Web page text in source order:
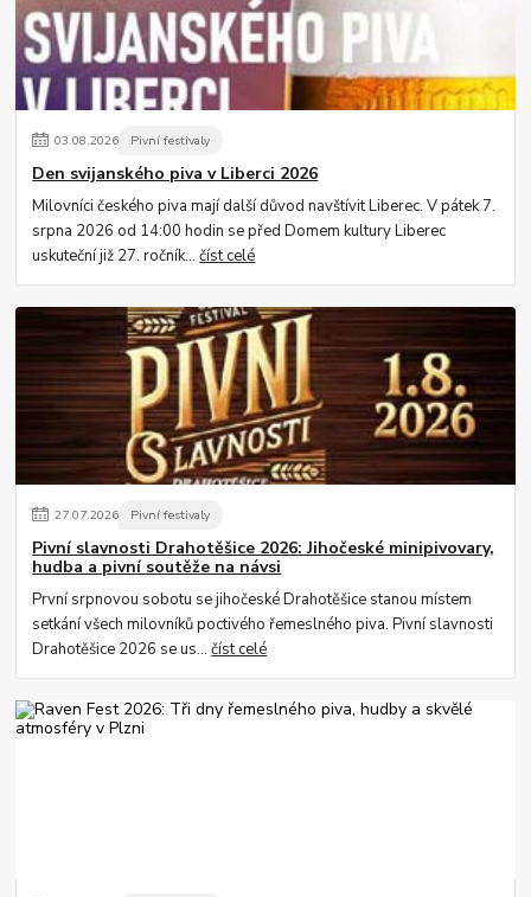
03.08.2026 Pivní festivaly
Den svijanského piva v Liberci 2026
Milovníci českého piva mají další důvod navštívit Liberec. V pátek 7.
srpna 2026 od 14:00 hodin se před Domem kultury Liberec
uskuteční již 27. ročník...číst celé
27.07.2026 Pivní festivaly
Pivní slavnosti Drahotěšice 2026: Jihočeské minipivovary,
hudba a pivní soutěže na návsi
První srpnovou sobotu se jihočeské Drahotěšice stanou místem
setkání všech milovníků poctivého řemeslného piva. Pivní slavnosti
Drahotěšice 2026 se us...číst celé